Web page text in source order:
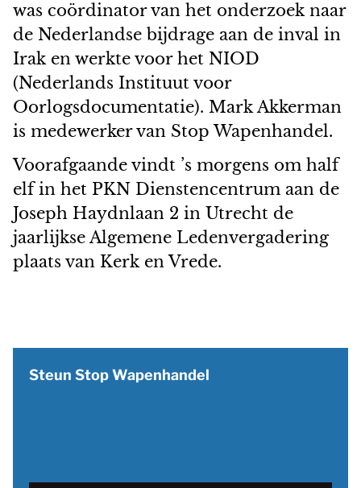
was coördinator van het onderzoek naar
de Nederlandse bijdrage aan de inval in
Irak en werkte voor het NIOD
(Nederlands Instituut voor
Oorlogsdocumentatie). Mark Akkerman
is medewerker van Stop Wapenhandel.
Voorafgaande vindt ’s morgens om half
elf in het PKN Dienstencentrum aan de
Joseph Haydnlaan 2 in Utrecht de
jaarlijkse Algemene Ledenvergadering
plaats van Kerk en Vrede.
Steun Stop Wapenhandel